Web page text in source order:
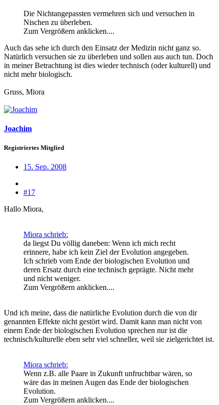
Die Nichtangepassten vermehren sich und versuchen in
Nischen zu überleben.
Zum Vergrößern anklicken....
Auch das sehe ich durch den Einsatz der Medizin nicht ganz so.
Natürlich versuchen sie zu überleben und sollen aus auch tun. Doch
in meiner Betrachtung ist dies wieder technisch (oder kulturell) und
nicht mehr biologisch.
Gruss, Miora
Joachim
Registriertes Mitglied
15. Sep. 2008
#17
Hallo Miora,
Miora schrieb:
da liegst Du völlig daneben: Wenn ich mich recht
erinnere, habe ich kein Ziel der Evolution angegeben.
Ich schrieb vom Ende der biologischen Evolution und
deren Ersatz durch eine technisch geprägte. Nicht mehr
und nicht weniger.
Zum Vergrößern anklicken....
Und ich meine, dass die natürliche Evolution durch die von dir
genannten Effekte nicht gestört wird. Damit kann man nicht von
einem Ende der biologischen Evolution sprechen nur ist die
technisch/kulturelle eben sehr viel schneller, weil sie zielgerichtet ist.
Miora schrieb:
Wenn z.B. alle Paare in Zukunft unfruchtbar wären, so
wäre das in meinen Augen das Ende der biologischen
Evolution.
Zum Vergrößern anklicken....